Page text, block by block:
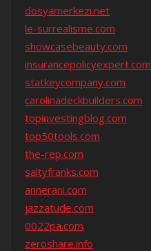
dosyamerkezi.net
le-surrealisme.com
showcasebeauty.com
insurancepolicyexpert.com
statkeycompany.com
carolinadeckbuilders.com
topinvestingblog.com
top50tools.com
the-rep.com
saltyfranks.com
annerani.com
jazzatude.com
0022pa.com
zeroshare.info